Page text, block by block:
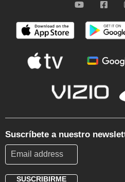
Suscríbete a nuestro
SUSCRIBIRME